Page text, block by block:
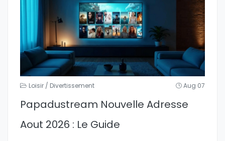
Loisir / Divertissement Aug 07
Papadustream Nouvelle Adresse
Aout 2026 : Le Guide